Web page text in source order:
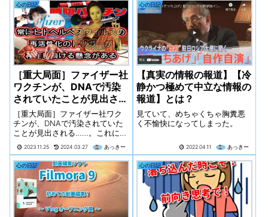
心の日記
［重大局面］ファイザー社
ワクチンが、DNAで汚染
されていたことが見出され
る……。 これにより「永遠
のスパイクタンパク質生
産」という厳しい概念が浮
上。
［重大局面］ファイザー社ワク
チンが、DNAで汚染されていた
ことが見出される……。これによ
生産」という厳しい概念が浮
上。確率は推定３分の１「 DNA
の汚染により永続的にスパイク
タンパク質が体内で生産され続
けた場合...
2023.11.25 2024.03.27 あっきー
心の日記
【真実の情報の報道】【冷
静かつ極めて中立な情報の
報道】とは？
見ていて、めちゃくちゃ胸糞悪
く不愉快になってしまった。
2022.04.11 あっきー
心の日記 心の日記